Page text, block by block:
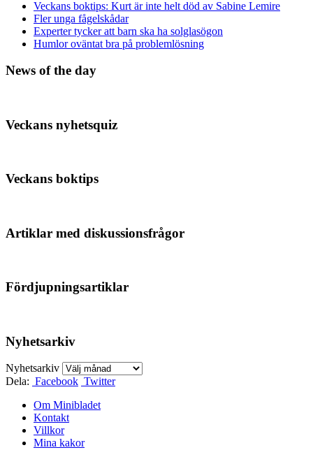
Veckans boktips: Kurt är inte helt död av Sabine Lemire
Fler unga fågelskådar
Experter tycker att barn ska ha solglasögon
Humlor oväntat bra på problemlösning
News of the day
Veckans nyhetsquiz
Veckans boktips
Artiklar med diskussionsfrågor
Fördjupningsartiklar
Nyhetsarkiv
Nyhetsarkiv
Dela: Facebook Twitter
Om Minibladet
Kontakt
Villkor
Mina kakor